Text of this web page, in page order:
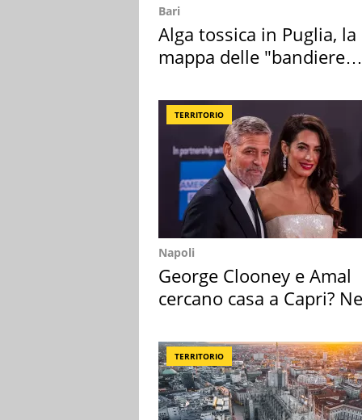
Bari
Alga tossica in Puglia, la
mappa delle "bandiere
TERRITORIO
Napoli
George Clooney e Amal
cercano casa a Capri?
TERRITORIO